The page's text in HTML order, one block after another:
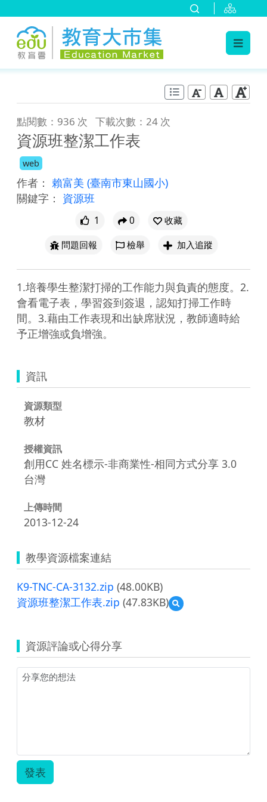
點閱數：936 次 下載次數：24 次
資源班整潔工作表
web
作者： 賴富美 (臺南市東山國小)
關鍵字： 資源班
1 0
收藏
問題回報
檢舉 加入追蹤
1.培養學生整潔打掃的工作能力與負責的態度。2.
會看電子表，學習簽到簽退，認知打掃工作時
間。3.藉由工作表現和出缺席狀況，教師適時給
予正增強或負增強。
資訊
資源類型
教材
授權資訊
創用CC 姓名標示-非商業性-相同方式分享 3.0
台灣
上傳時間
2013-12-24
教學資源檔案連結
K9-TNC-CA-3132.zip (48.00KB)
資源班整潔工作表.zip (47.83KB)
預
覽
整
潔
資源評論或心得分享
發表